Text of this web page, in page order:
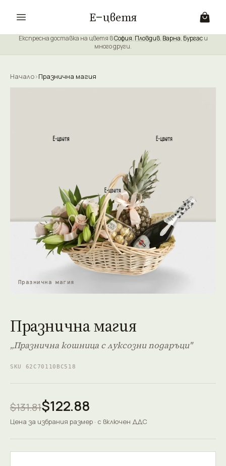
Е цветя
Експресна доставка на цветя вСофия, Пловдив, Варна, Бургаси
много други.
Начало›Празнична магия
Празнична магия
Празнична магия
„Празнична кошница с луксозни подаръци"
SKU 62C70110BC518
$131.81$122.88
Цена за избрания размер · с включен ДДС